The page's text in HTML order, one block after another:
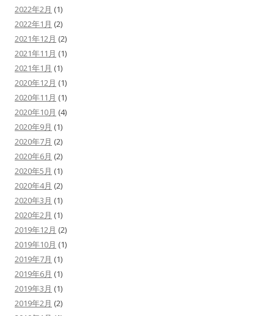
2022年2月 (1)
2022年1月 (2)
2021年12月 (2)
2021年11月 (1)
2021年1月 (1)
2020年12月 (1)
2020年11月 (1)
2020年10月 (4)
2020年9月 (1)
2020年7月 (2)
2020年6月 (2)
2020年5月 (1)
2020年4月 (2)
2020年3月 (1)
2020年2月 (1)
2019年12月 (2)
2019年10月 (1)
2019年7月 (1)
2019年6月 (1)
2019年3月 (1)
2019年2月 (2)